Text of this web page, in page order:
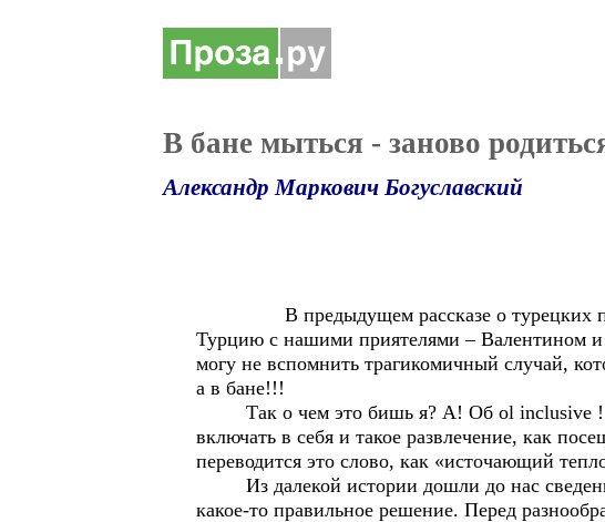
В бане мыться - заново
Александр Маркович Богуславский
В предыдущем рассказе о турецких
Турцию с нашими приятелями – Валентином и
могу не вспомнить трагикомичный случай,
а в бане!!!
Так о чем это бишь я? А! Об ol inclusive !
включать в себя и такое развлечение, как
переводится это слово, как «источающий
Из далекой истории дошли до нас
какое-то правильное решение. Перед